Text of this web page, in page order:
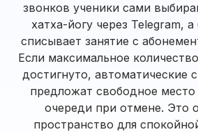
звонков ученики сами
хатха-йогу через Telegram,
списывает занятие с
Если максимальное
достигнуто, автоматические
предложат свободное
очереди при отмене. Это
пространство для